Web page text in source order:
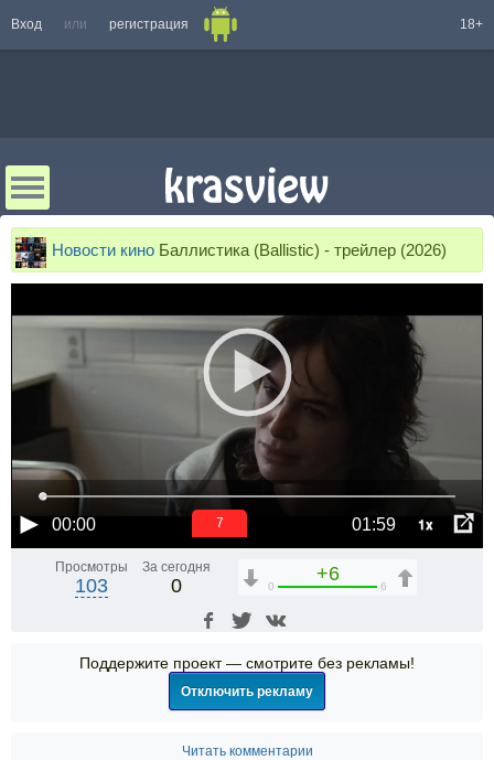
Вход или регистрация 18+
Новости кино Баллистика (Ballistic) - трейлер (2026)
00:00 01:59 1x
6
Просмотры
103
За сегодня
0
+6
0 6
Поддержите проект — смотрите без рекламы!
Отключить рекламу
Читать комментарии